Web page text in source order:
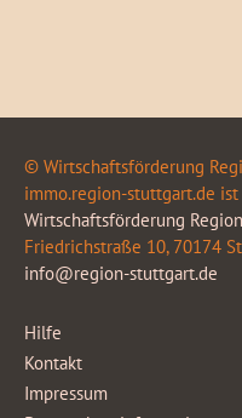
© Wirtschaftsförderung
immo.region-stuttgart.de
Wirtschaftsförderung
Friedrichstraße 10, 70174
info@region-stuttgart.de
Hilfe
Kontakt
Impressum